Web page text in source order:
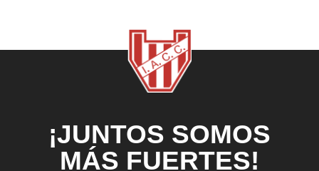
¡JUNTOS SOMOS
MÁS FUERTES!